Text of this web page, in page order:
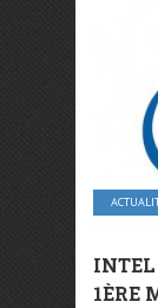
1ÈRE